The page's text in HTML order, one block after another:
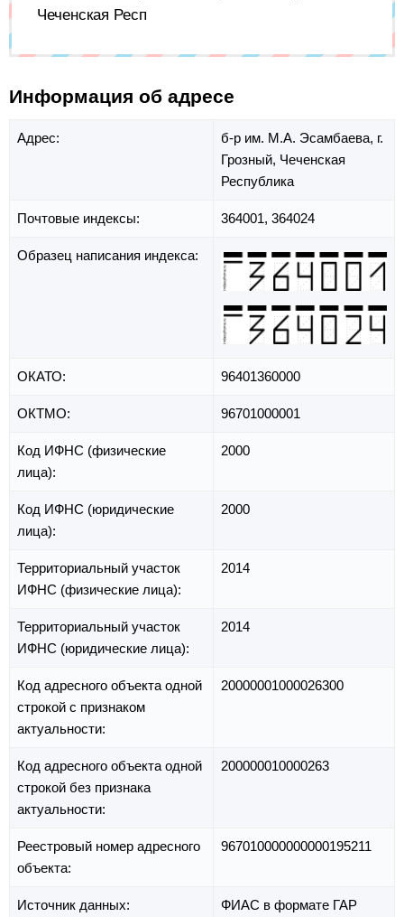
Чеченская Респ
Информация об адресе
Адрес: б-р им. М.А. Эсамбаева, г.
Грозный, Чеченская
Республика
Почтовые индексы: 364001, 364024
Образец написания индекса:
ОКАТО: 96401360000
ОКТМО: 96701000001
Код ИФНС (физические
лица):
2000
Код ИФНС (юридические
лица):
2000
Территориальный участок
ИФНС (физические лица):
2014
Территориальный участок
ИФНС (юридические лица):
2014
Код адресного объекта одной
строкой с признаком
актуальности:
20000001000026300
Код адресного объекта одной
строкой без признака
актуальности:
200000010000263
Реестровый номер адресного
объекта:
967010000000000195211
Источник данных: ФИАС в формате ГАР